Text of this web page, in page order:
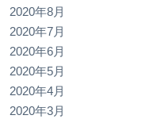
2020年8月
2020年7月
2020年6月
2020年5月
2020年4月
2020年3月